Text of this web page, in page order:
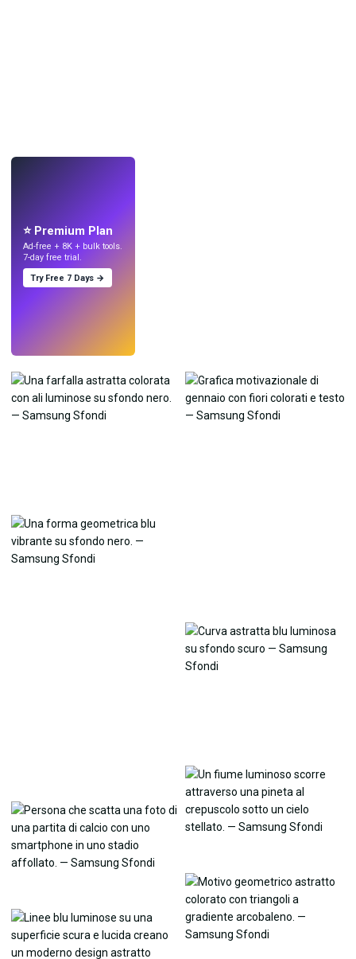
⭐ Premium Plan
Ad-free + 8K + bulk tools.
7-day free trial.
Try Free 7 Days →